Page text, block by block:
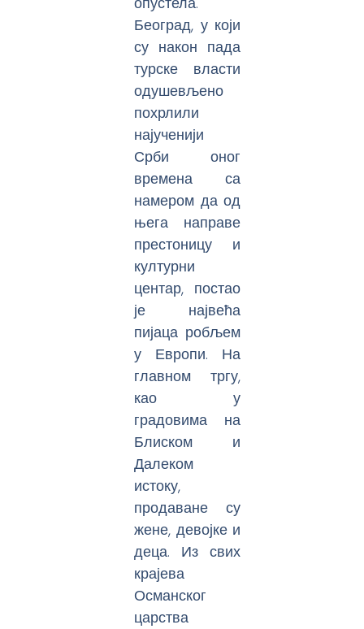
Београд, у који
су након пада
турске власти
одушевљено
похрлили
најученији
Срби оног
времена са
намером да од
њега направе
престоницу и
културни
центар, постао
је највећа
пијаца робљем
у Европи. На
главном тргу,
као у
градовима на
Блиском и
Далеком
истоку,
продаване су
жене, девојке и
деца. Из свих
крајева
Османског
царства